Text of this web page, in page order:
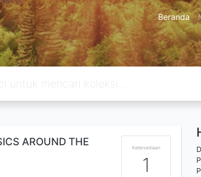
Beranda
AROUND THE
Ketersediaan
1